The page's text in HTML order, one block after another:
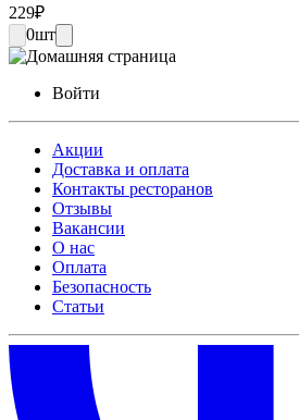
229₽
0шт
Войти
Акции
Доставка и оплата
Контакты ресторанов
Отзывы
Вакансии
О нас
Оплата
Безопасность
Статьи